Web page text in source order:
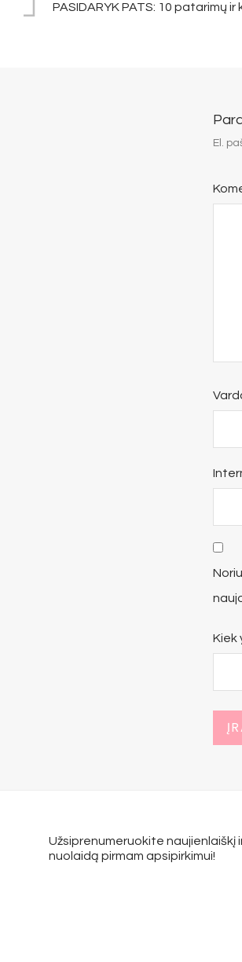
PASIDARYK PATS: 10 patarimų
El.
Kiek
Užsiprenumeruokite naujienlaiškį
nuolaidą pirmam apsipirkimui!